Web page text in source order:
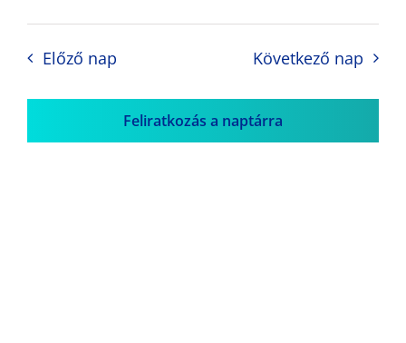
Előző nap Következő nap
Feliratkozás a naptárra